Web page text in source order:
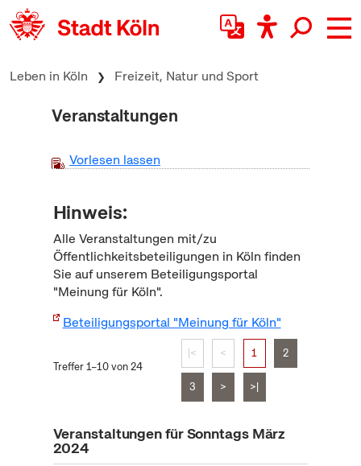
zum Inhalt springen
Leben in Köln Freizeit, Natur und Sport
Veranstaltungen
Vorlesen lassen
Hinweis:
Alle Veranstaltungen mit/zu
Öffentlichkeitsbeteiligungen in Köln finden
Sie auf unserem Beteiligungsportal
"Meinung für Köln".
Beteiligungsportal "Meinung für Köln"
Treffer 1–10 von 24
|< < 1 2
3 > >|
Veranstaltungen für Sonntags März
2024